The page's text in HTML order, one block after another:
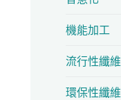
機能加工
流行性纖維
環保性纖維